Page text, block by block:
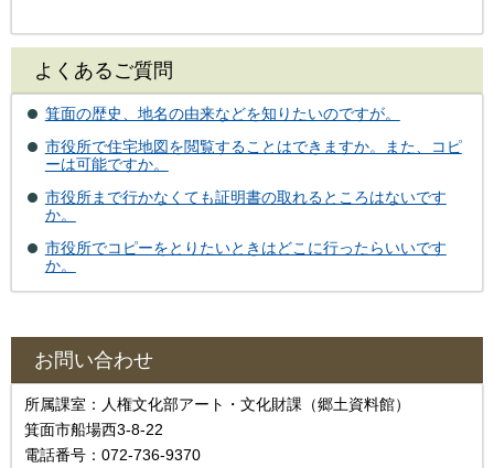
よくあるご質問
箕面の歴史、地名の由来などを知りたいのですが。
市役所で住宅地図を閲覧することはできますか。また、コピ
ーは可能ですか。
市役所まで行かなくても証明書の取れるところはないです
か。
市役所でコピーをとりたいときはどこに行ったらいいです
か。
お問い合わせ
所属課室：人権文化部アート・文化財課（郷土資料館）
箕面市船場西3-8-22
電話番号：072-736-9370